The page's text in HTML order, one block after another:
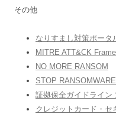
その他
なりすまし対策ポータ
MITRE ATT&CK
NO MORE RANSOM
STOP RANSOMWARE
証拠保全ガイドライン
クレジットカード・セ